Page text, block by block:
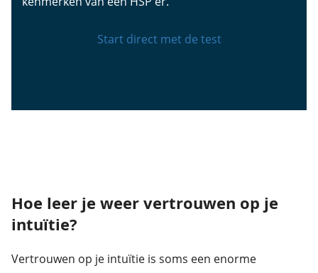
Start direct met de test
Hoe leer je weer vertrouwen op je
intuïtie?
Vertrouwen op je intuïtie is soms een enorme